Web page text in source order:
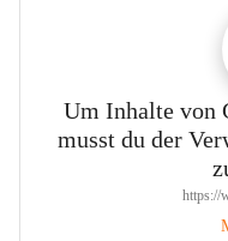
Um Inhalte von
musst du der
https://